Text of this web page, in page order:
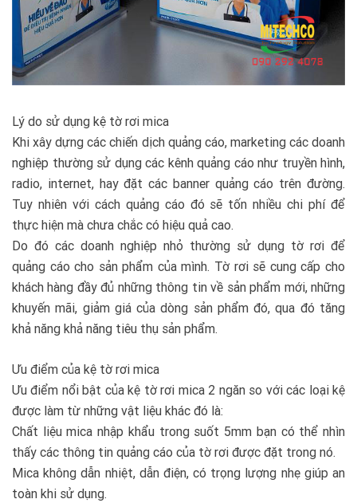
Lý do sử dụng kệ tờ rơi mica
Khi xây dựng các chiến dịch quảng cáo, marketing các doanh
nghiệp thường sử dụng các kênh quảng cáo như truyền hình,
radio, internet, hay đặt các banner quảng cáo trên đường.
Tuy nhiên với cách quảng cáo đó sẽ tốn nhiều chi phí để
thực hiện mà chưa chắc có hiệu quả cao.
Do đó các doanh nghiệp nhỏ thường sử dụng tờ rơi để
quảng cáo cho sản phẩm của mình. Tờ rơi sẽ cung cấp cho
khách hàng đầy đủ những thông tin về sản phẩm mới, những
khuyến mãi, giảm giá của dòng sản phẩm đó, qua đó tăng
khả năng khả năng tiêu thụ sản phẩm.
Ưu điểm của kệ tờ rơi mica
Ưu điểm nổi bật của kệ tờ rơi mica 2 ngăn so với các loại kệ
được làm từ những vật liệu khác đó là:
Chất liệu mica nhập khẩu trong suốt 5mm bạn có thể nhìn
thấy các thông tin quảng cáo của tờ rơi được đặt trong nó.
Mica không dẫn nhiệt, dẫn điện, có trọng lượng nhẹ giúp an
toàn khi sử dụng.